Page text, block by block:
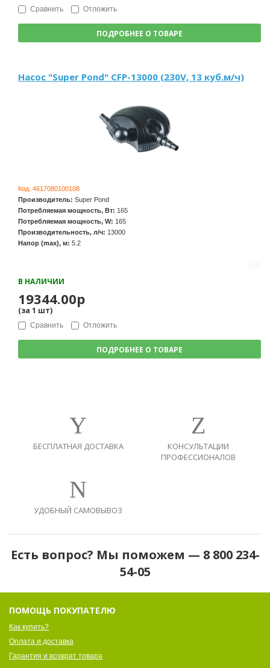
Сравнить Отложить
ПОДРОБНЕЕ О ТОВАРЕ
Насос "Super Pond" CFP-13000 (230V, 13 куб.м/ч)
Код: 4617080100108
Производитель: Super Pond
Потребляемая мощность, Вт: 165
Потребляемая мощность, W: 165
Производительность, л/ч: 13000
Напор (max), м: 5.2
В НАЛИЧИИ
19344.00р
(за 1 шт)
Сравнить Отложить
ПОДРОБНЕЕ О ТОВАРЕ
БЕСПЛАТНАЯ ДОСТАВКА
КОНСУЛЬТАЦИИ
ПРОФЕССИОНАЛОВ
УДОБНЫЙ САМОВЫВОЗ
Есть вопрос? Мы поможем — 8 800 234-
54-05
ПОМОЩЬ ПОКУПАТЕЛЮ
Как купить?
Оплата и доставка
Гарантия и возврат товара